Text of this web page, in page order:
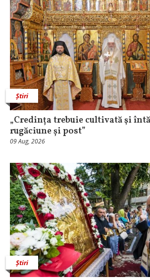
Știri
„Credința trebuie cultivată şi
rugăciune și post”
09 Aug, 2026
Știri